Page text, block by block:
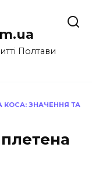
Полтави
КОСА: ЗНАЧЕННЯ ТА